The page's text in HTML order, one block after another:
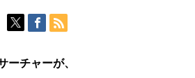
ーチャーが、